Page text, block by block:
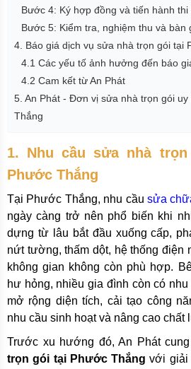
Bước 4: Ký hợp đồng và tiến hành thi
Bước 5: Kiểm tra, nghiệm thu và bàn
4. Báo giá dịch vụ sửa nhà trọn gói tại
4.1 Các yếu tố ảnh hưởng đến báo
4.2 Cam kết từ An Phát
5. An Phát - Đơn vị sửa nhà trọn gói
Thắng
1. Nhu cầu sửa nhà
Phước Thắng
Tại Phước Thắng, nhu cầusửa
ngày càng trở nên phổ biến khi
dựng từ lâu bắt đầu xuống cấp,
nứt tường, thấm dột, hệ thống điện
không gian không còn phù hợp.
hư hỏng, nhiều gia đình còn có
mở rộng diện tích, cải tạo công
nhu cầu sinh hoạt và nâng cao chất
Trước xu hướng đó, An Phát
trọn gói tại Phước Thắng với giải